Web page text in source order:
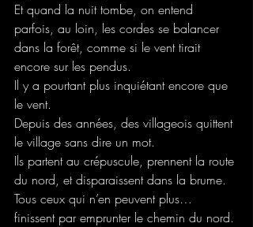
Et quand la nuit tombe, on entend
parfois, au loin, les cordes se balancer
dans la forêt, comme si le vent tirait
encore sur les pendus.
Il y a pourtant plus inquiétant encore que
le vent.
Depuis des années, des villageois quittent
le village sans dire un mot.
Ils partent au crépuscule, prennent la route
du nord, et disparaissent dans la brume.
Tous ceux qui n’en peuvent plus…
finissent par emprunter le chemin du nord.